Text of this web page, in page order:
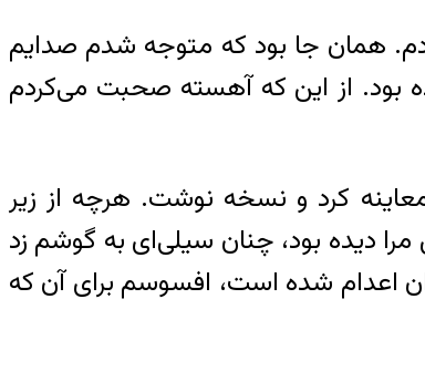
همان جا بود که متوجه شدم صدایم
بود. از این که آهسته صحبت می‌کردم
کرد و نسخه نوشت. هرچه از زیر
دیده بود، چنان سیلی‌ای به گوشم زد
اعدام شده است، افسوسم برای آن که